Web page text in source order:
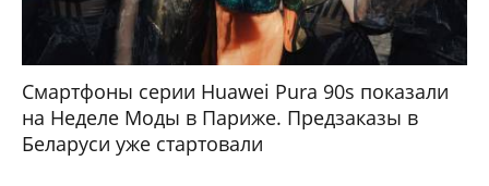
Смартфоны серии Huawei Pura 90s показали
на Неделе Моды в Париже. Предзаказы в
Беларуси уже стартовали